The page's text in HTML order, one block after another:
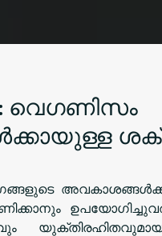
വെഗണിസം